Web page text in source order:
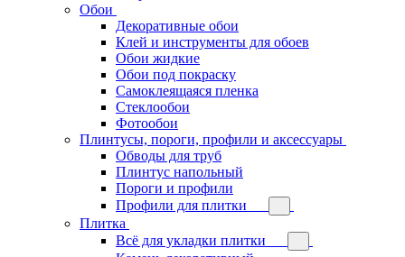
Обои
Декоративные обои
Клей и инструменты для обоев
Обои жидкие
Обои под покраску
Самоклеящаяся пленка
Стеклообои
Фотообои
Плинтусы, пороги, профили и аксессуары
Обводы для труб
Плинтус напольный
Пороги и профили
Профили для плитки
Плитка
Всё для укладки плитки